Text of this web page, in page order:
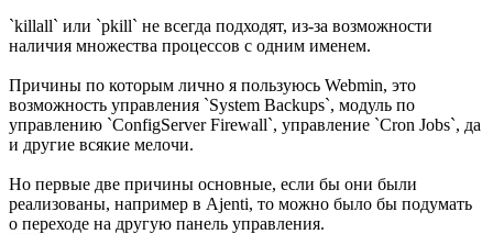
`killall` или `pkill` не всегда подходят, из-за возможности
наличия множества процессов с одним именем.
Причины по которым лично я пользуюсь Webmin, это
возможность управления `System Backups`, модуль по
управлению `ConfigServer Firewall`, управление `Cron Jobs`, да
и другие всякие мелочи.
Но первые две причины основные, если бы они были
реализованы, например в Ajenti, то можно было бы подумать
о переходе на другую панель управления.